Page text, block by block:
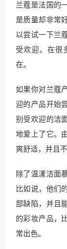
兰蔻是法国的
是质量却非常
以尝试一下兰
受欢迎。在很
在。
如果你对兰蔻
迎的产品开始
别受欢迎的洁
地爱上了它。
爽舒适，并且
除了温漾洁面
比如说，他们
部缺陷，并且
的彩妆产品，
常出色。